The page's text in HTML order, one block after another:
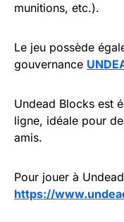
munitions, etc.).
Le jeu possède
gouvernance
Undead Blocks est
ligne, idéale pour
amis.
Pour jouer à
https://